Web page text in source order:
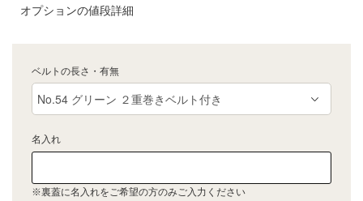
オプションの値段詳細
ベルトの長さ・有無
名入れ
※裏蓋に名入れをご希望の方のみご入力ください